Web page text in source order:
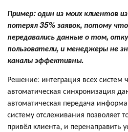
Пример: один из моих клиентов
потерял 35% заявок, потому
передавались данные о том,
пользователи, и менеджеры не
каналы эффективны.
Решение: интеграция всех систем
автоматическая синхронизация
автоматическая передача
систему отслеживания позволяет
привёл клиента, и перенаправить